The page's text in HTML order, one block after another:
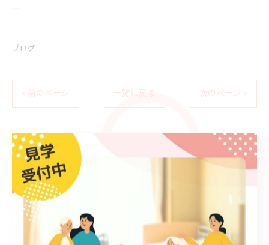
--
ブログ
< 前のページ 一覧に戻る 次のページ >
Categories
お知らせ